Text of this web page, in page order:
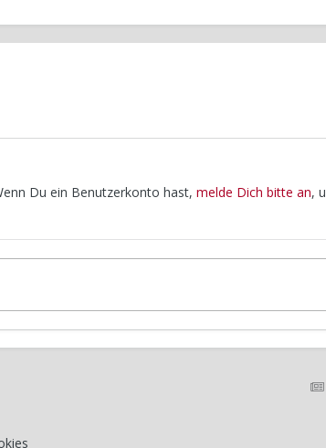
Du ein Benutzerkonto hast, melde Dich bitte an,